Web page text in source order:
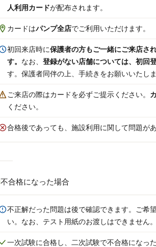
人利用カードが配布されます。
カードはパンプ全店でご利用いただけます。
初回来店時に保護者の方もご一緒にご来店さ
す。 なお、 登録がない店舗については、初回
す。保護者同伴の上、手続きをお願いいたしま
ご来店の際はカードを必ずご提示ください。
ください。
合格後であっても、施設利用に関して問題が
不合格になった場合
不正解だった問題は後で確認できます。ご希
い。なお、テスト用紙のお渡しはできません。
一次試験に合格し、二次試験で不合格になっ